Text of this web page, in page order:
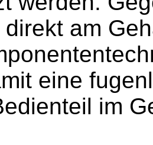
direkt am
eine
im